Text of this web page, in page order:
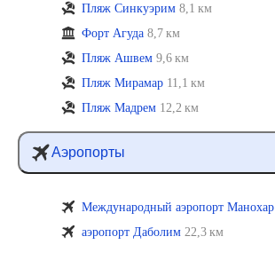
Пляж Синкуэрим 8,1 км
Форт Агуда 8,7 км
Пляж Ашвем 9,6 км
Пляж Мирамар 11,1 км
Пляж Мадрем 12,2 км
Аэропорты
Международный аэропорт Манохар
аэропорт Даболим 22,3 км